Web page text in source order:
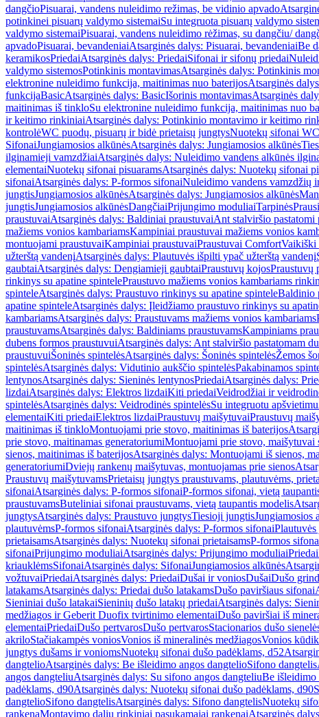
dangčioPisuarai, vandens nuleidimo režimas, be vidinio apvado
potinkinei pisuarų valdymo sistemaiSu integruota pisuarų valdymo
valdymo sistemaiPisuarai, vandens nuleidimo rėžimas, su dangčiu/
apvadoPisuarai, bevandeniaiAtsarginės dalys: Pisuarai, bevandeniaiBe
keramikosPriedaiAtsarginės dalys: PriedaiSifonai ir sifonų priedai
valdymo sistemosPotinkinis montavimasAtsarginės dalys: Potinkinis
elektronine nuleidimo funkcija, maitinimas nuo baterijosAtsarginės
funkcijaBasicAtsarginės dalys: BasicIšorinis montavimasAtsarginės
maitinimas iš tinkloSu elektronine nuleidimo funkcija, maitinimas nuo
ir keitimo rinkiniaiAtsarginės dalys: Potinkinio montavimo ir keitimo
kontrolėWC puodų, pisuarų ir bidė prietaisų jungtysNuotekų sifonai
SifonaiJungiamosios alkūnėsAtsarginės dalys: Jungiamosios alkūnės
ilginamieji vamzdžiaiAtsarginės dalys: Nuleidimo vandens alkūnės
elementaiNuotekų sifonai pisuaramsAtsarginės dalys: Nuotekų sifonai
sifonaiAtsarginės dalys: P-formos sifonaiNuleidimo vandens vamzdžių
jungtisJungiamosios alkūnėsAtsarginės dalys: Jungiamosios alkūnės
jungtisJungiamosios alkūnėsDangčiaiPrijungimo moduliaiTarpinės
praustuvaiAtsarginės dalys: Baldiniai praustuvaiAnt stalviršio pastatomi
mažiems vonios kambariamsKampiniai praustuvai mažiems vonios
montuojami praustuvaiKampiniai praustuvaiPraustuvai ComfortVaikiški
užterštą vandenįAtsarginės dalys: Plautuvės išpilti ypač užterštą vandenį
gaubtaiAtsarginės dalys: Dengiamieji gaubtaiPraustuvų kojosPraustuvų
rinkinys su apatine spintelePraustuvo mažiems vonios kambariams
spinteleAtsarginės dalys: Praustuvo rinkinys su apatine spinteleBaldinio
apatine spinteleAtsarginės dalys: Įleidžiamo praustuvo rinkinys su
kambariamsAtsarginės dalys: Praustuvams mažiems vonios kambariams
praustuvamsAtsarginės dalys: Baldiniams praustuvamsKampiniams
dubens formos praustuvuiAtsarginės dalys: Ant stalviršio pastatomam
praustuvuiŠoninės spintelėsAtsarginės dalys: Šoninės spintelėsŽemos
spintelėsAtsarginės dalys: Vidutinio aukščio spintelėsPakabinamos
lentynosAtsarginės dalys: Sieninės lentynosPriedaiAtsarginės dalys:
lizdaiAtsarginės dalys: Elektros lizdaiKiti priedaiVeidrodžiai ir
spintelėsAtsarginės dalys: Veidrodinės spintelėsSu integruotu apšvietimu
elementaiKiti priedaiElektros lizdaiPraustuvų maišytuvaiPraustuvų
maitinimas iš tinkloMontuojami prie stovo, maitinimas iš baterijos
prie stovo, maitinamas generatoriumiMontuojami prie stovo, maišytuvai
sienos, maitinimas iš baterijosAtsarginės dalys: Montuojami iš sienos,
generatoriumiDviejų rankenų maišytuvas, montuojamas prie sienos
Praustuvų maišytuvamsPrietaisų jungtys praustuvams, plautuvėms,
sifonaiAtsarginės dalys: P-formos sifonaiP-formos sifonai, vietą
praustuvamsButeliniai sifonai praustuvams, vietą taupantis modelis
jungtysAtsarginės dalys: Praustuvo jungtysTiesioji jungtisJungiamosios
plautuvėmsP-formos sifonaiAtsarginės dalys: P-formos sifonai
prietaisamsAtsarginės dalys: Nuotekų sifonai prietaisamsP-formos
sifonaiPrijungimo moduliaiAtsarginės dalys: Prijungimo moduliaiPriedai
kriauklėmsSifonaiAtsarginės dalys: SifonaiJungiamosios alkūnės
vožtuvaiPriedaiAtsarginės dalys: PriedaiDušai ir voniosDušaiDušo
latakamsAtsarginės dalys: Priedai dušo latakamsDušo paviršiaus sifonai
Sieniniai dušo latakaiSieninių dušo latakų priedaiAtsarginės dalys:
medžiagos ir Geberit Duofix tvirtinimo elementaiDušo paviršiai iš
elementaiPriedaiDušo pertvarosDušo pertvarosStacionarios dušo
akriloStačiakampės voniosVonios iš mineralinės medžiagosVonios
jungtys dušams ir voniomsNuotekų sifonai dušo padėklams, d52
dangtelioAtsarginės dalys: Be išleidimo angos dangtelioSifono dangtelis
angos dangteliuAtsarginės dalys: Su sifono angos dangteliuBe išleidimo
padėklams, d90Atsarginės dalys: Nuotekų sifonai dušo padėklams, d90
dangtelioSifono dangtelisAtsarginės dalys: Sifono dangtelisNuotekų
rankenaMontavimo dalių rinkiniai pasukamajai rankenaiAtsarginės